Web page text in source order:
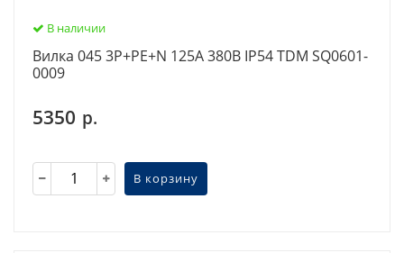
В наличии
Вилка 045 3Р+РЕ+N 125А 380В IP54 TDM SQ0601-
0009
5350 р.
В корзину